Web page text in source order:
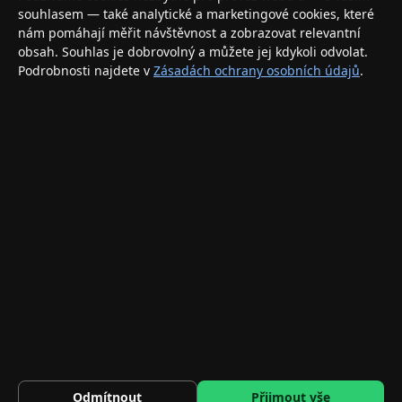
2 042 Kč
elektronikou. Nakupujte bezpečně a s jistotou.
INFORMACE
Doprava a doručení
© 2026 AppleGang.cz – Všechna práva vyhrazena
souhlasem — také analytické a marketingové cookies, které
nám pomáhají měřit návštěvnost a zobrazovat relevantní
obsah. Souhlas je dobrovolný a můžete jej kdykoli odvolat.
Podrobnosti najdete v Zásadách ochrany osobních údajů.
Odmítnout Přijmout vše